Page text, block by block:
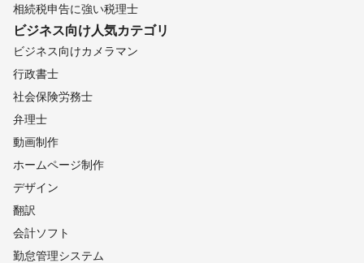
相続税申告に強い税理士
ビジネス向け人気カテゴリ
ビジネス向けカメラマン
行政書士
社会保険労務士
弁理士
動画制作
ホームページ制作
デザイン
翻訳
会計ソフト
勤怠管理システム